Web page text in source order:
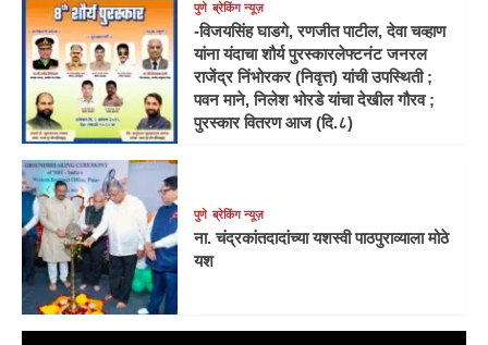
पुणे ब्रेकिंग न्यूज़
-विजयसिंह घाडगे, रणजीत पाटील, देवा चव्हाण
यांना यंदाचा शौर्य पुरस्कारलेफ्टनंट जनरल
राजेंद्र निंभोरकर (निवृत्त) यांची उपस्थिती ;
पवन माने, निलेश भोरडे यांचा देखील गौरव ;
पुरस्कार वितरण आज (दि.८)
पुणे ब्रेकिंग न्यूज़
ना. चंद्रकांतदादांच्या यशस्वी पाठपुराव्याला मोठे
यश